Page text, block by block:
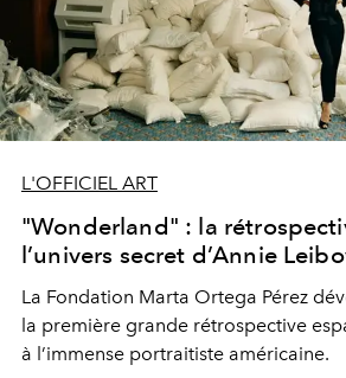
L'OFFICIEL ART
"Wonderland" : la
l’univers secret d’Annie
La Fondation Marta Ortega Pérez
la première grande rétrospective
à l’immense portraitiste américaine.